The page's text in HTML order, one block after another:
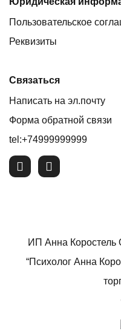
Пользовательское
Реквизиты
Связаться
Написать на эл.почту
Форма обратной связи
tel:+74999999999
ИП Анна
“Психолог Анна